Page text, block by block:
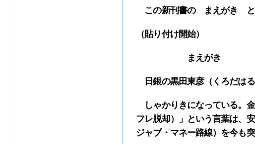
この新刊書の まえがき
（貼り付け開始）
まえがき 副
日銀の黒田東彦（くろだは
しゃかりきになっている。
フレ脱却）」という言葉は、
ジャブ・マネー路線）を今も突